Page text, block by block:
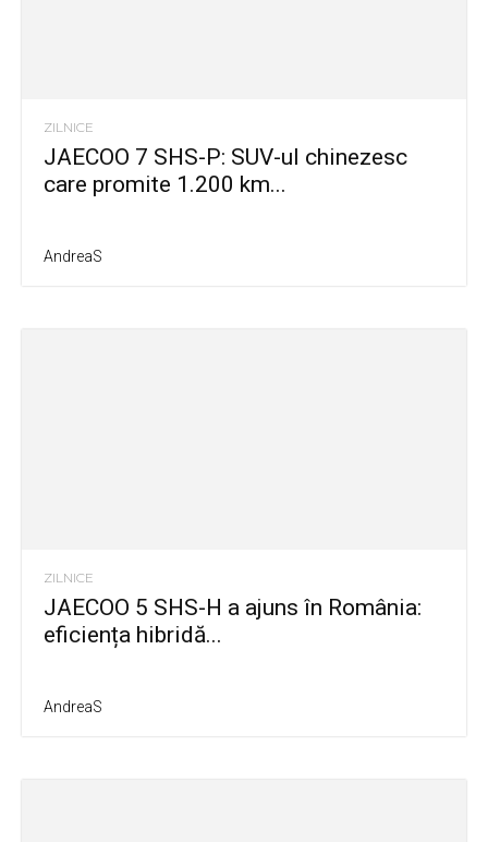
ZILNICE
JAECOO 7 SHS-P: SUV-ul chinezesc
care promite 1.200 km...
AndreaS
ZILNICE
JAECOO 5 SHS-H a ajuns în România:
eficiența hibridă...
AndreaS